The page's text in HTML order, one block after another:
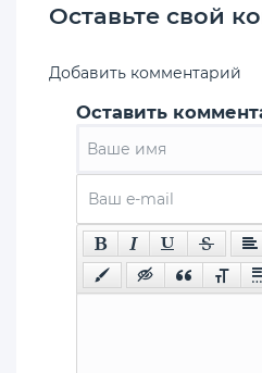
Оставьте свой
Добавить комментарий
Оставить